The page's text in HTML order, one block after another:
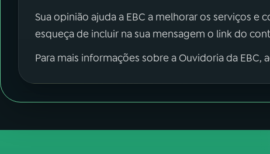
Sua opinião ajuda a EBC a melhorar os serviços
esqueça de incluir na sua mensagem o link do
Para mais informações sobre a Ouvidoria da EBC,